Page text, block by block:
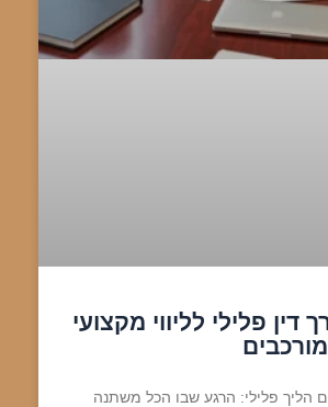
דין פלילי לליווי מקצועי
הליך פלילי: הרגע שבו הכל משתנה